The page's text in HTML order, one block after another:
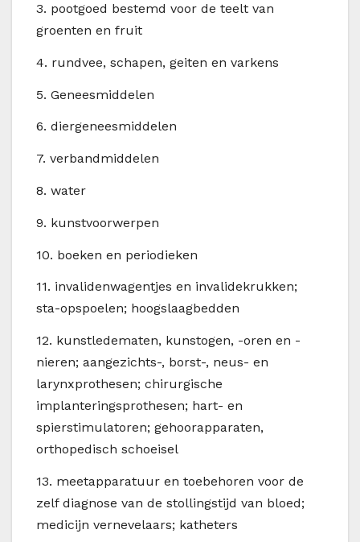
3. pootgoed bestemd voor de teelt van
groenten en fruit
4. rundvee, schapen, geiten en varkens
5. Geneesmiddelen
6. diergeneesmiddelen
7. verbandmiddelen
8. water
9. kunstvoorwerpen
10. boeken en periodieken
11. invalidenwagentjes en invalidekrukken;
sta-opspoelen; hoogslaagbedden
12. kunstledematen, kunstogen, -oren en -
nieren; aangezichts-, borst-, neus- en
larynxprothesen; chirurgische
implanteringsprothesen; hart- en
spierstimulatoren; gehoorapparaten,
orthopedisch schoeisel
13. meetapparatuur en toebehoren voor de
zelf diagnose van de stollingstijd van bloed;
medicijn vernevelaars; katheters